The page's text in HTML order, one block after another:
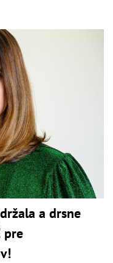
a drsne
pre